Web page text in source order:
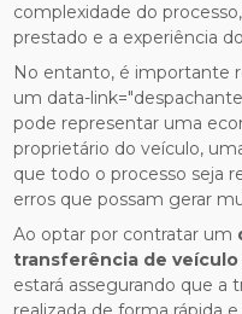
complexidade do
prestado e a experiência
No entanto, é importante
um data-
pode representar uma
proprietário do veículo,
que todo o processo seja
erros que possam gerar
Ao optar por contratar um
transferência de veículo
estará assegurando que a